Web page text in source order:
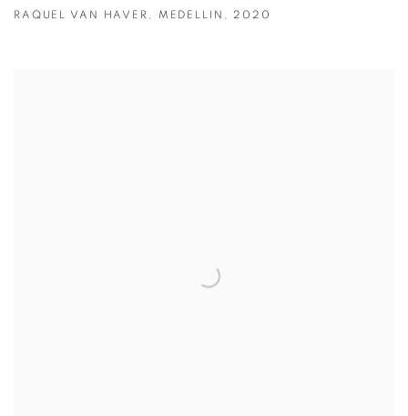
RAQUEL VAN HAVER , MEDELLIN , 2020